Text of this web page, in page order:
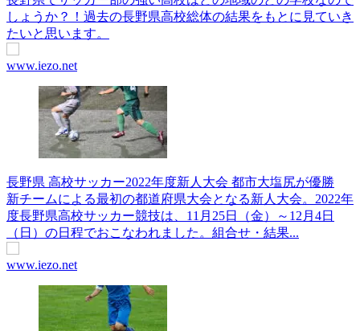
しょうか？！過去の長野県高校総体の結果をもとに見ていき
たいと思います。
www.iezo.net
長野県 高校サッカー2022年度新人大会 都市大塩尻が優勝
新チームによる最初の都道府県大会となる新人大会。2022年
度長野県高校サッカー競技は、11月25日（金）～12月4日
（日）の日程でおこなわれました。組合せ・結果...
www.iezo.net